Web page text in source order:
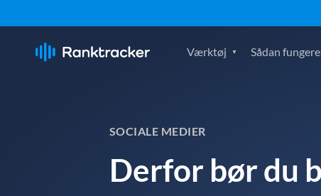
Værktøj Sådan
SOCIALE MEDIER
Derfor bør du